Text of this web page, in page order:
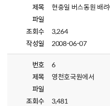
제목
현충일 버스동원 배
파일
조회수
3,264
작성일
2008-06-07
번호
6
제목
영천호국원에서
파일
조회수
3,481